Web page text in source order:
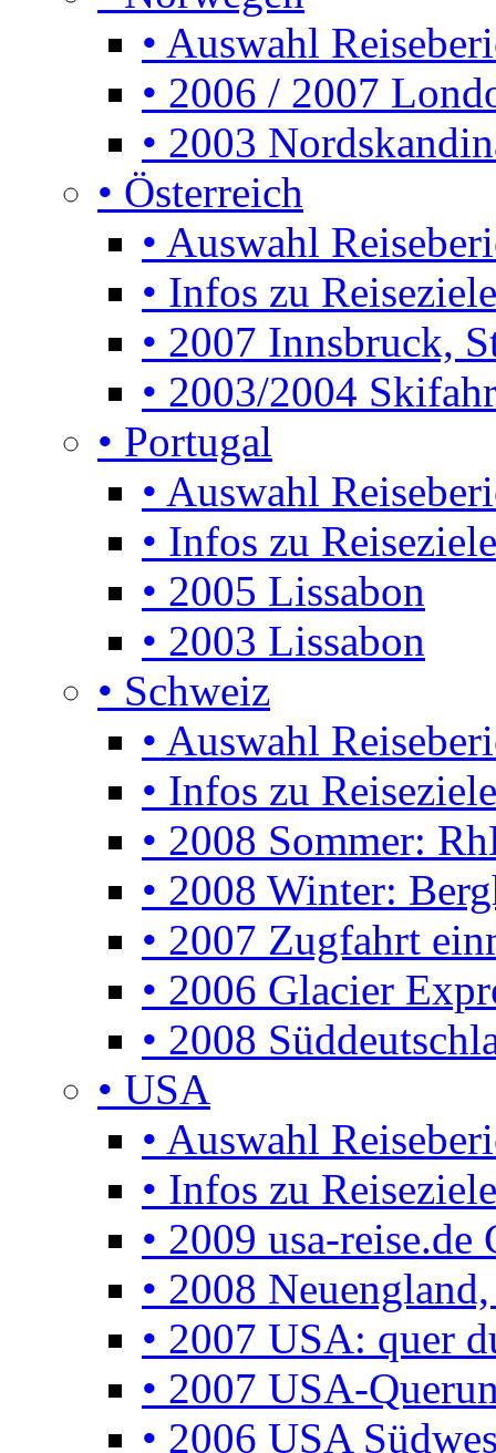
• Auswahl
• 2006 / 2007
• 2003
• Österreich
• Auswahl
• Infos zu
• 2007 Innsbruck,
• 2003/2004
• Portugal
• Auswahl
• Infos zu
• 2005 Lissabon
• 2003 Lissabon
• Schweiz
• Auswahl
• Infos zu
• 2008 Sommer:
• 2008 Winter:
• 2007 Zugfahrt
• 2006 Glacier
• 2008
• USA
• Auswahl
• Infos zu
• 2009 usa-reise.de
• 2008
• 2007 USA: quer
• 2007 USA-
• 2006 USA